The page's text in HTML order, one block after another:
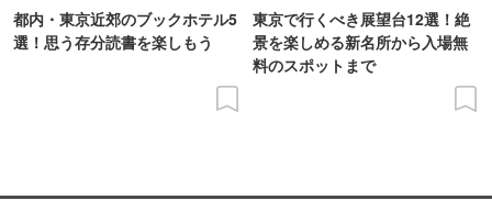
都内・東京近郊のブックホテル5
選！思う存分読書を楽しもう
東京で行くべき展望台12選！絶
景を楽しめる新名所から入場無
料のスポットまで